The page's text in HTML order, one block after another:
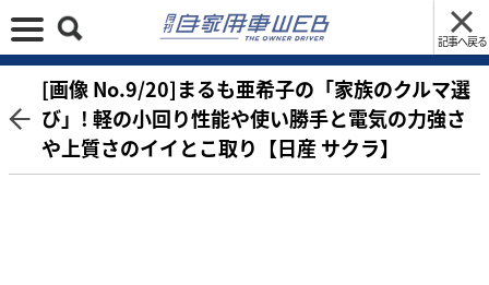
記事へ戻る
[画像 No.9/20]まるも亜希子の「家族のクルマ選
び」! 軽の小回り性能や使い勝手と電気の力強さ
や上質さのイイとこ取り【日産 サクラ】